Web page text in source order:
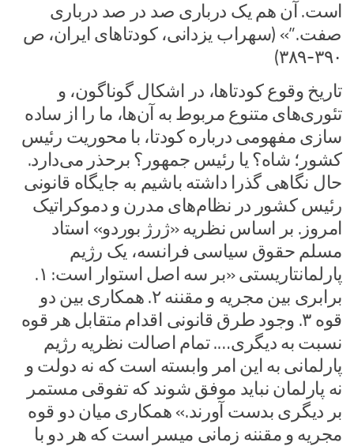
است. آن هم یک درباری صد در صد درباری
صفت.”» (سهراب یزدانی، کودتاهای ایران، ص
۳۹۰-۳۸۹)
تاریخ وقوع کودتاها، در اشکال گوناگون، و
تئوری‌های متنوع مربوط به آن‌ها، ما را از ساده
سازی مفهومی درباره کودتا، با محوریت رئیس
کشور؛ شاه؟ یا رئیس جمهور؟ برحذر می‌دارد.
حال نگاهی گذرا داشته باشیم به جایگاه قانونی
رئیس کشور در نظام‌های مدرن و دموکراتیک
امروز. بر اساس نظریه «ژرژ بوردو» استاد
مسلم حقوق سیاسی فرانسه، یک رژیم
پارلمانتاریستی «بر سه اصل استوار است: ۱.
برابری بین مجریه و مقننه ۲. همکاری بین دو
قوه ۳. وجود طرق قانونی اقدام متقابل هر قوه
نسبت به دیگری…. تمام اصالت نظریه رژیم
پارلمانی به این امر وابسته است که نه دولت و
نه پارلمان نباید موفق شوند که تفوقی مستمر
بر دیگری بدست آورند.» همکاری میان دو قوه
مجریه و مقننه زمانی میسر است که هر دو با